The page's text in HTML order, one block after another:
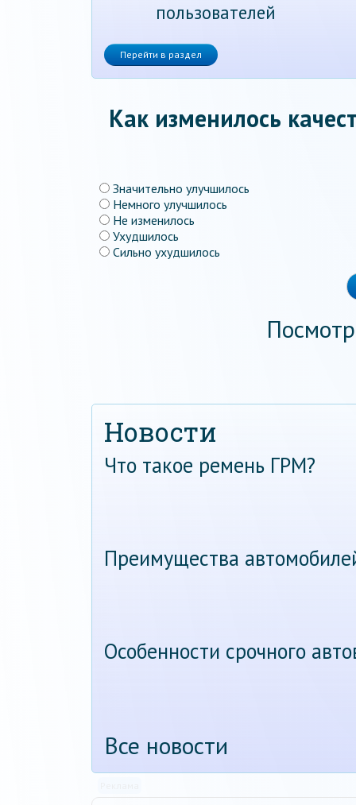
пользователей
Перейти в раздел
Как изменилось
Значительно улучшилось
Немного улучшилось
Не изменилось
Ухудшилось
Сильно ухудшилось
Новости
Что такое ремень ГРМ?
Преимущества
Особенности срочного
Все новости